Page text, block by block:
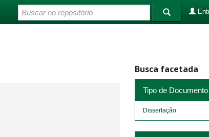
Busca facetada
Tipo de Documento
Dissertação